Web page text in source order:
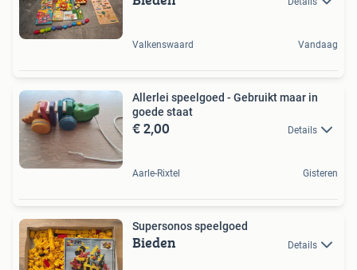
Valkenswaard Vandaag
Allerlei speelgoed - Gebruikt maar in
goede staat
€ 2,00 Details
Aarle-Rixtel Gisteren
Supersonos speelgoed
Bieden Details